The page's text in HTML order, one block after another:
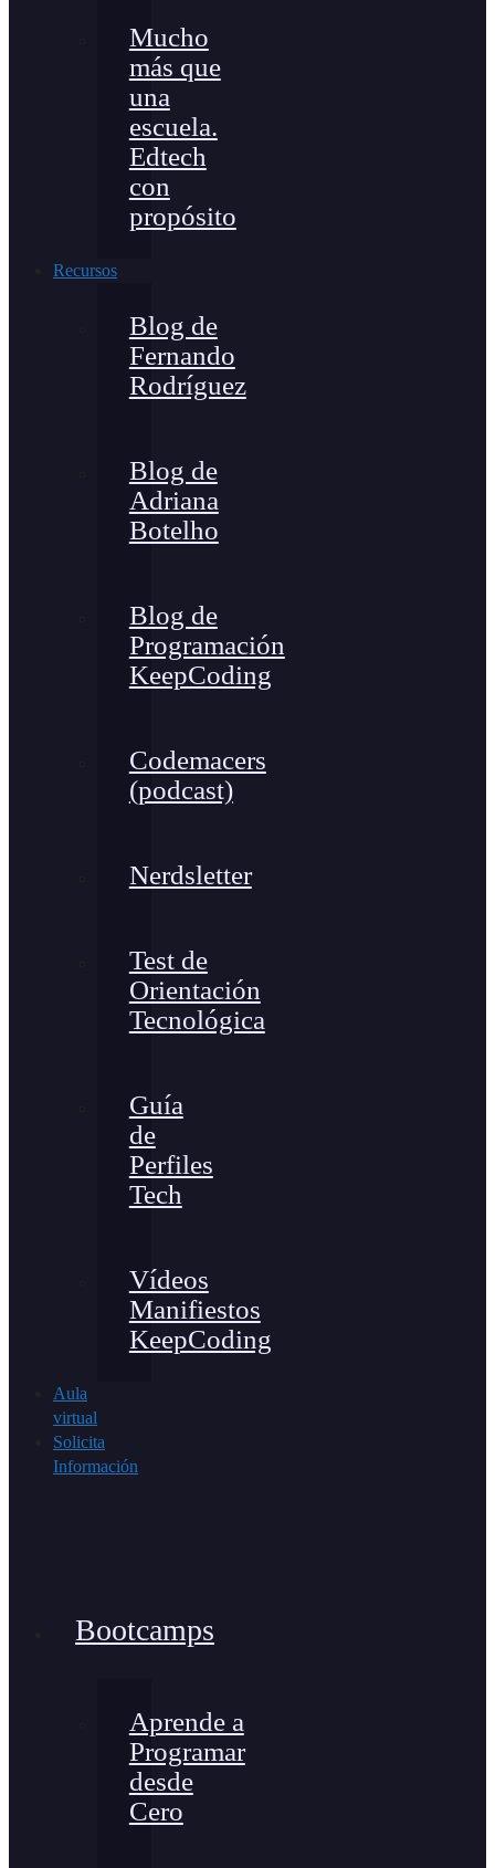
Mucho
más que
una
escuela.
Edtech
con
propósito
Recursos
Blog de
Fernando
Rodríguez
Blog de
Adriana
Botelho
Blog de
Programación
KeepCoding
Codemacers
(podcast)
Nerdsletter
Test de
Orientación
Tecnológica
Guía
de
Perfiles
Tech
Vídeos
Manifiestos
KeepCoding
Aula
virtual
Solicita
Información
Bootcamps
Aprende a
Programar
desde
Cero